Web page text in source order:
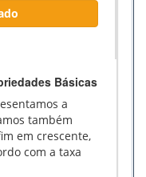
Básicas
a
também
em crescente,
com a taxa